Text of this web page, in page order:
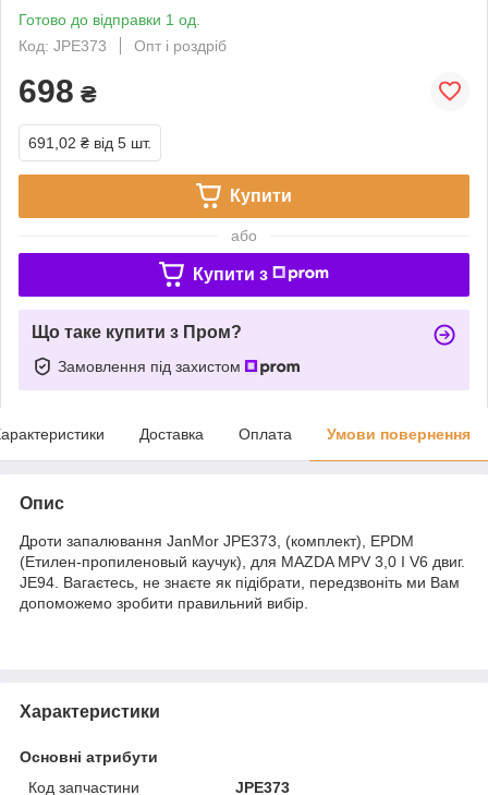
Готово до відправки 1 од.
Код: JPE373
Опт і роздріб
698 ₴
691,02 ₴ від 5 шт.
Купити
або
Купити з
Що таке купити з Пром?
Замовлення під захистом
Доставка Оплата Умови повернення
Опис
Дроти запалювання JanMor JPE373, (комплект), EPDM
(Етилен-пропиленовый каучук), для MAZDA MPV 3,0 I V6 двиг.
JE94. Вагаєтесь, не знаєте як підібрати, передзвоніть ми Вам
допоможемо зробити правильний вибір.
Характеристики
Основні атрибути
Код запчастини
JPE373